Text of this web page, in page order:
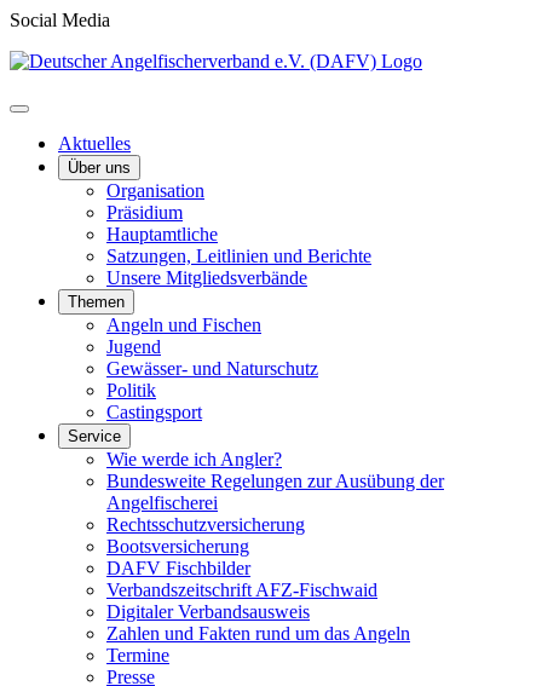
Social Media
Aktuelles
Über uns
Organisation
Präsidium
Hauptamtliche
Satzungen, Leitlinien und Berichte
Unsere Mitgliedsverbände
Themen
Angeln und Fischen
Jugend
Gewässer- und Naturschutz
Politik
Castingsport
Service
Wie werde ich Angler?
Bundesweite Regelungen zur Ausübung der
Angelfischerei
Rechtsschutzversicherung
Bootsversicherung
DAFV Fischbilder
Verbandszeitschrift AFZ-Fischwaid
Digitaler Verbandsausweis
Zahlen und Fakten rund um das Angeln
Termine
Presse